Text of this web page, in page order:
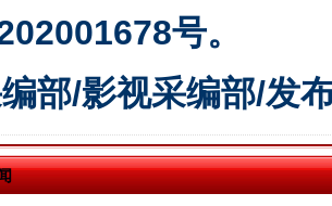
号。
部/影视采编部/发